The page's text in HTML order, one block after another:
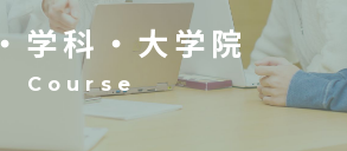
学科・大学院